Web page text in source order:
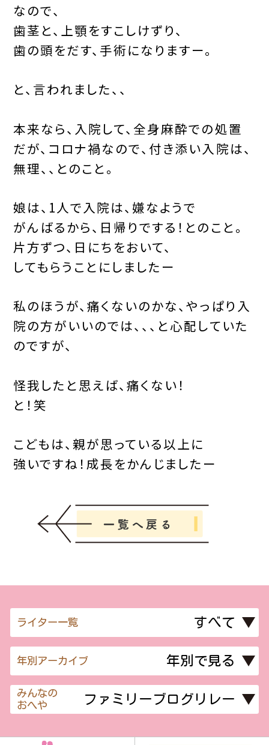
なので、
歯茎と、上顎をすこしけずり、
歯の頭をだす、手術になりますー。
と、言われました、、
本来なら、入院して、全身麻酔での処置
だが、コロナ禍なので、付き添い入院は、
無理、、とのこと。
娘は、1人で入院は、嫌なようで
がんばるから、日帰りでする！とのこと。
片方ずつ、日にちをおいて、
してもらうことにしましたー
私のほうが、痛くないのかな、やっぱり入
院の方がいいのでは、、、と心配していた
のですが、
怪我したと思えば、痛くない！
と！笑
こどもは、親が思っている以上に
強いですね！成長をかんじましたー
ライター一覧
年別アーカイブ
みんなの
おへや